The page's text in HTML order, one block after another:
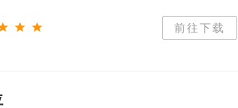
前往下载